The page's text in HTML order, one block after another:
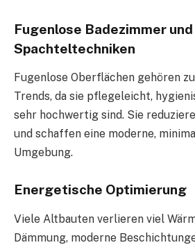
Fugenlose Badezimmer
Spachteltechniken
Fugenlose Oberflächen gehören
Trends, da sie pflegeleicht,
sehr hochwertig sind. Sie
und schaffen eine moderne,
Umgebung.
Energetische Optimierung
Viele Altbauten verlieren viel
Dämmung, moderne